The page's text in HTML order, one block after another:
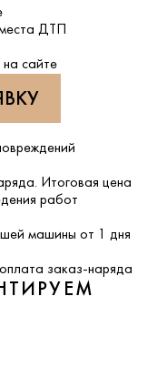
ДТП
на сайте
Итоговая цена
работ
машины от 1 дня
заказ-наряда